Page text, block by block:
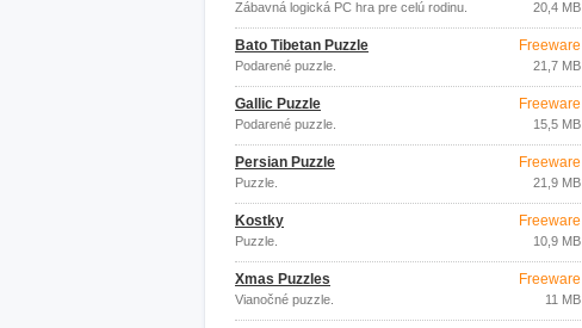
Zábavná logická PC hra pre celú rodinu. 20,4 MB
Bato Tibetan Puzzle
Podarené puzzle.
Freeware
21,7 MB
Gallic Puzzle
Podarené puzzle.
Freeware
15,5 MB
Persian Puzzle
Puzzle.
Freeware
21,9 MB
Kostky
Puzzle.
Freeware
10,9 MB
Xmas Puzzles
Vianočné puzzle.
Freeware
11 MB